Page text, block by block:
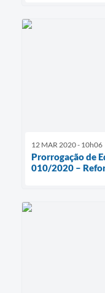
12 MAR 2020 - 10h06
Prorrogação de
010/2020 –